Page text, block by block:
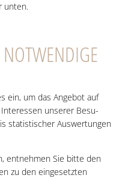
unten.
ein, um das Ange­bot auf
unse­rer Besu­
sta­tis­ti­scher Aus­wer­tun­gen
ent­neh­men Sie bit­te den
zu den ein­ge­setz­ten